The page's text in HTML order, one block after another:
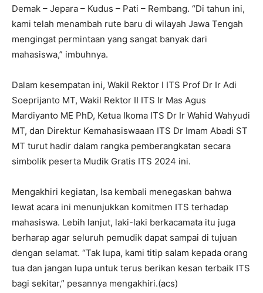
Demak – Jepara – Kudus – Pati – Rembang. “Di tahun ini,
kami telah menambah rute baru di wilayah Jawa Tengah
mengingat permintaan yang sangat banyak dari
mahasiswa,” imbuhnya.
Dalam kesempatan ini, Wakil Rektor I ITS Prof Dr Ir Adi
Soeprijanto MT, Wakil Rektor II ITS Ir Mas Agus
Mardiyanto ME PhD, Ketua Ikoma ITS Dr Ir Wahid Wahyudi
MT, dan Direktur Kemahasiswaaan ITS Dr Imam Abadi ST
MT turut hadir dalam rangka pemberangkatan secara
simbolik peserta Mudik Gratis ITS 2024 ini.
Mengakhiri kegiatan, Isa kembali menegaskan bahwa
lewat acara ini menunjukkan komitmen ITS terhadap
mahasiswa. Lebih lanjut, laki-laki berkacamata itu juga
berharap agar seluruh pemudik dapat sampai di tujuan
dengan selamat. “Tak lupa, kami titip salam kepada orang
tua dan jangan lupa untuk terus berikan kesan terbaik ITS
bagi sekitar,” pesannya mengakhiri.(acs)